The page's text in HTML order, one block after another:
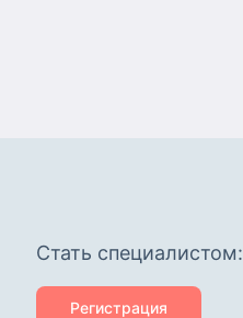
Cтать специалистом:
Регистрация